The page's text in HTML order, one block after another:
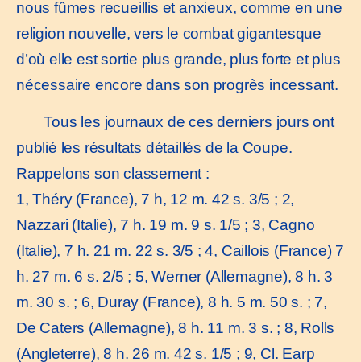
nous fûmes recueillis et anxieux, comme en une
religion nouvelle, vers le combat gigantesque
d’où elle est sortie plus grande, plus forte et plus
nécessaire encore dans son progrès incessant.
Tous les journaux de ces derniers jours ont
publié les résultats détaillés de la Coupe.
Rappelons son classement :
1, Théry (France), 7 h, 12 m. 42 s. 3/5 ; 2,
Nazzari (Italie), 7 h. 19 m. 9 s. 1/5 ; 3, Cagno
(Italie), 7 h. 21 m. 22 s. 3/5 ; 4, Caillois (France) 7
h. 27 m. 6 s. 2/5 ; 5, Werner (Allemagne), 8 h. 3
m. 30 s. ; 6, Duray (France), 8 h. 5 m. 50 s. ; 7,
De Caters (Allemagne), 8 h. 11 m. 3 s. ; 8, Rolls
(Angleterre), 8 h. 26 m. 42 s. 1/5 ; 9, Cl. Earp